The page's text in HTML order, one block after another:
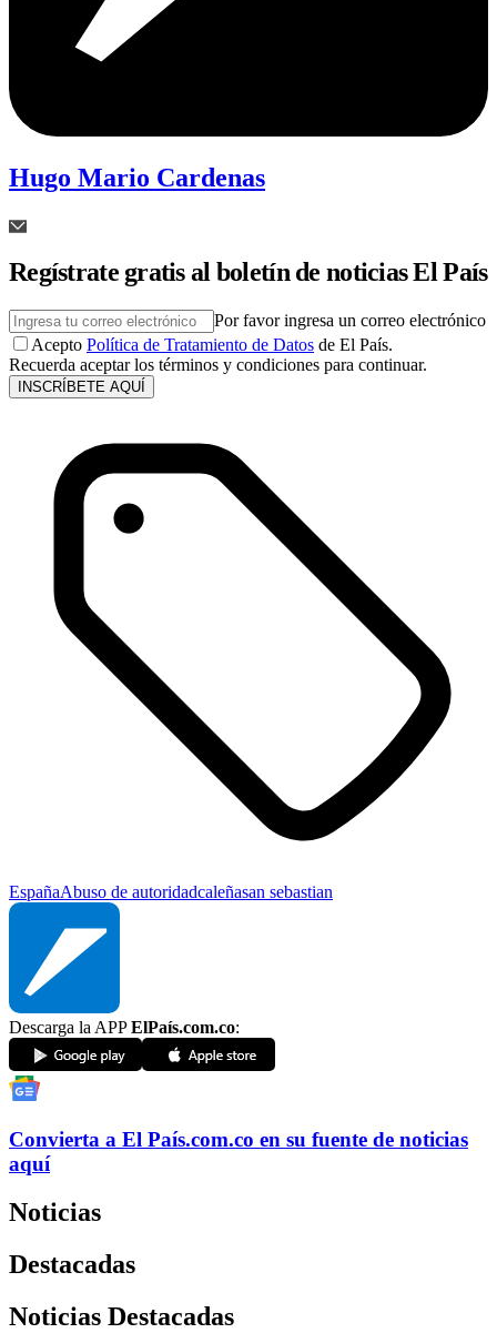
Hugo Mario Cardenas
Regístrate gratis al boletín de noticias El País
Por favor ingresa un correo electrónico
Acepto Política de Tratamiento de Datos de El País.
Recuerda aceptar los términos y condiciones para continuar.
INSCRÍBETE AQUÍ
EspañaAbuso de autoridadcaleñasan sebastian
Descarga la APPElPaís.com.co:
Convierta a El País.com.co en su fuente de noticias
aquí
Noticias
Destacadas
Noticias Destacadas